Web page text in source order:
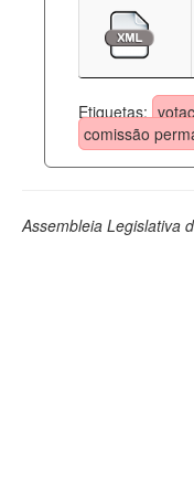
Etiquetas:
comissão
Assembleia Legislativa